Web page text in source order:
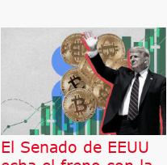
El Senado de EEUU